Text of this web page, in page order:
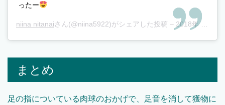
ったー
niina nitanaiさん(@niina5922)がシェアした投稿 – 2018年 9月月16日午前1時48分PDT
まとめ
足の指についている肉球のおかげで、足音を消して獲物に